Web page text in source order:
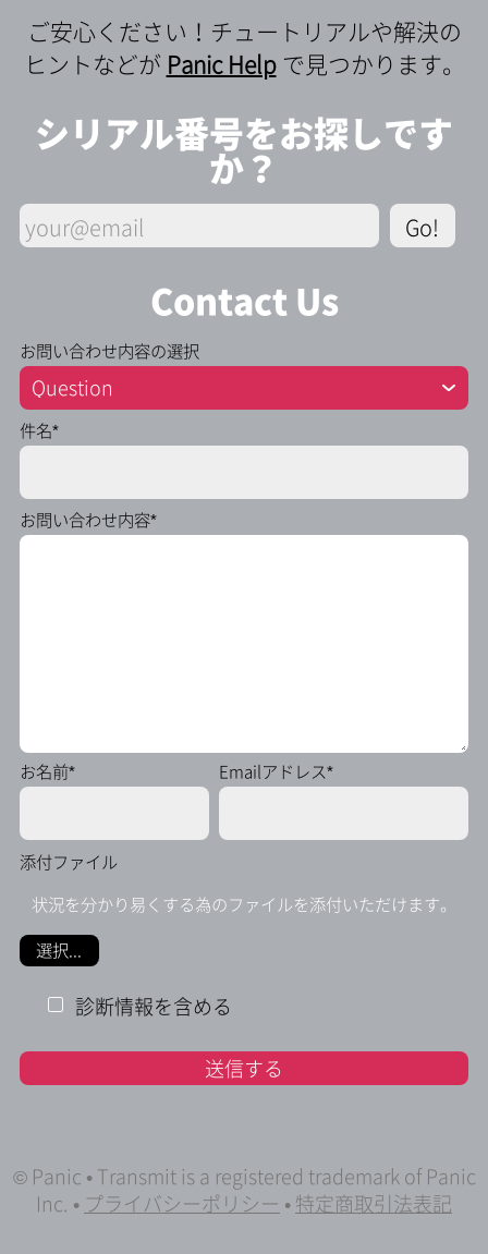
ご安心ください！チュートリアルや解決の
ヒントなどが Panic Helpで見つかります。
シリアル番号をお探しです
か？
Contact Us
お問い合わせ内容の選択
件名*
お問い合わせ内容*
お名前* Emailアドレス*
添付ファイル
状況を分かり易くする為のファイルを添付いただけます。
選択...
診断情報を含める
© Panic • Transmit is a registered trademark of Panic
Inc. • プライバシーポリシー • 特定商取引法表記